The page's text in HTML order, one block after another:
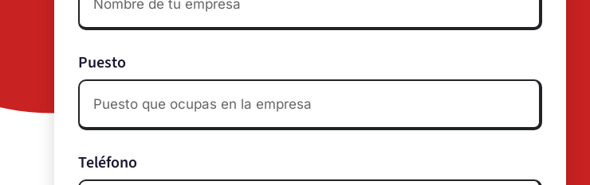
Puesto
Teléfono